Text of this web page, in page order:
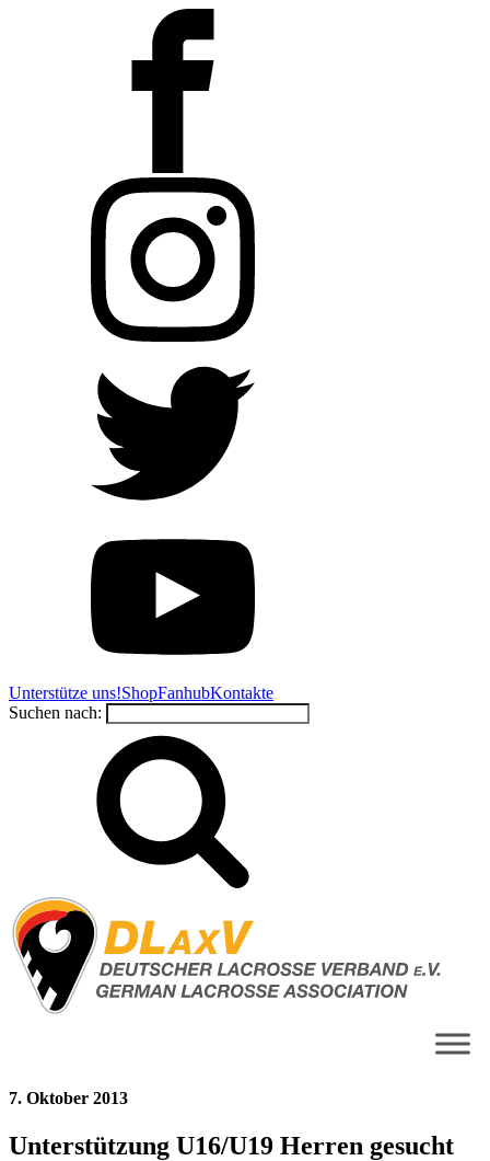
Unterstütze uns!ShopFanhubKontakte
Suchen nach:
7. Oktober 2013
Unterstützung U16/U19 Herren gesucht